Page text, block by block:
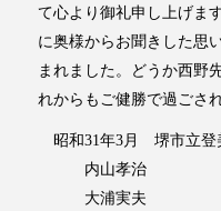
て心より御礼申し上げま
に奥様からお聞きした思
まれました。どうか西野
れからもご健勝で過ごさ
昭和31年3月 堺市立登
内山孝治
大浦実夫